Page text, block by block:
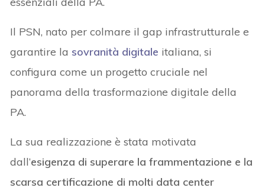
Il PSN, nato per colmare il gap infrastrutturale e
garantire la sovranità digitale italiana, si
configura come un progetto cruciale nel
panorama della trasformazione digitale della
PA.
La sua realizzazione è stata motivata
dall’esigenza di superare la frammentazione e la
scarsa certificazione di molti data center